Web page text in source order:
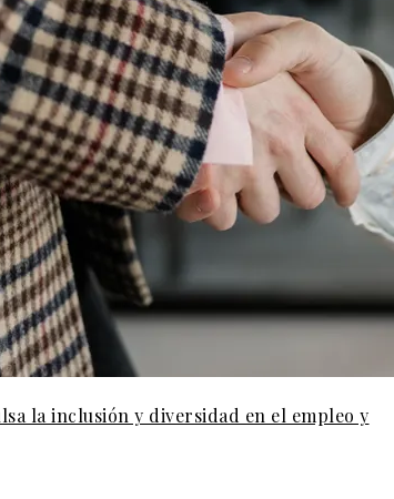
la inclusión y diversidad en el empleo y